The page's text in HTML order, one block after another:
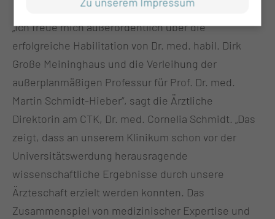
„Ich freue mich außerordentlich über die
erfolgreiche Habilitation von Dr. med. habil. Dirk
Große Meininghaus und die Verleihung der
außerplanmäßigen Professur für Prof. Dr. med.
Martin Schmidt-Hieber“, sagt die Ärztliche
Direktorin am CTK, Dr. med. Cornelia Schmidt. „Das
zeigt, dass an unserem Klinikum schon vor der
Universitätswerdung herausragende
wissenschaftliche Ergebnisse durch unsere
Ärzteschaft erzielt werden konnten. Das
Zusammenspiel von medizinischer Expertise und